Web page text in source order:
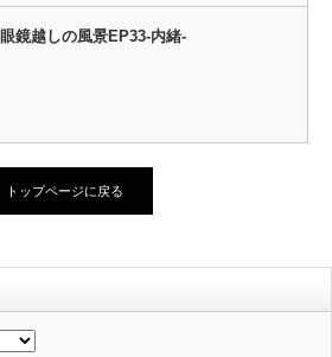
眼鏡越しの風景EP33-内緒-
トップページに戻る